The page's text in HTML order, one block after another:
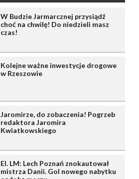
W Budzie Jarmarcznej przysiądź
choć na chwilę! Do niedzieli masz
czas!
Kolejne ważne inwestycje drogowe
w Rzeszowie
Jaromirze, do zobaczenia! Pogrzeb
redaktora Jaromira
Kwiatkowskiego
El. LM: Lech Poznań znokautował
mistrza Danii. Gol nowego nabytku